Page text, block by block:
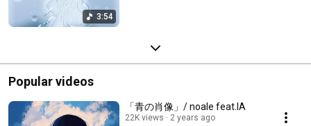
3:54
Popular videos
「青の肖像」/ noale feat.IA
22K views 2 years ago